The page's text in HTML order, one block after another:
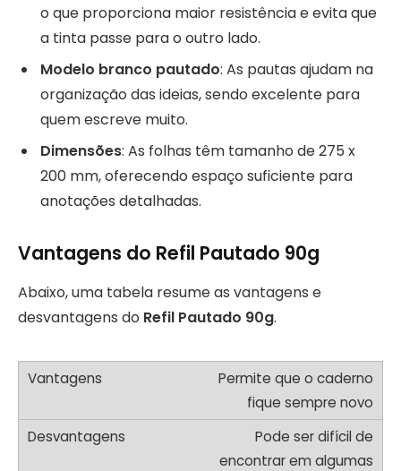
o que proporciona maior resistência e evita que
a tinta passe para o outro lado.
Modelo branco pautado: As pautas ajudam na
organização das ideias, sendo excelente para
quem escreve muito.
Dimensões: As folhas têm tamanho de 275 x
200 mm, oferecendo espaço suficiente para
anotações detalhadas.
Vantagens do Refil Pautado 90g
Abaixo, uma tabela resume as vantagens e
desvantagens do Refil Pautado 90g.
Permite que o caderno
fique sempre novo
Pode ser difícil de
encontrar em algumas